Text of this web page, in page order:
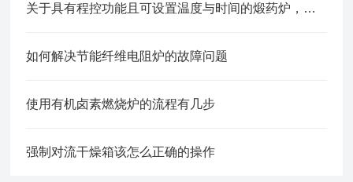
关于具有程控功能且可设置温度与时间的煅药炉，这份产品资料帮你更好的了解它
如何解决节能纤维电阻炉的故障问题
使用有机卤素燃烧炉的流程有几步
强制对流干燥箱该怎么正确的操作